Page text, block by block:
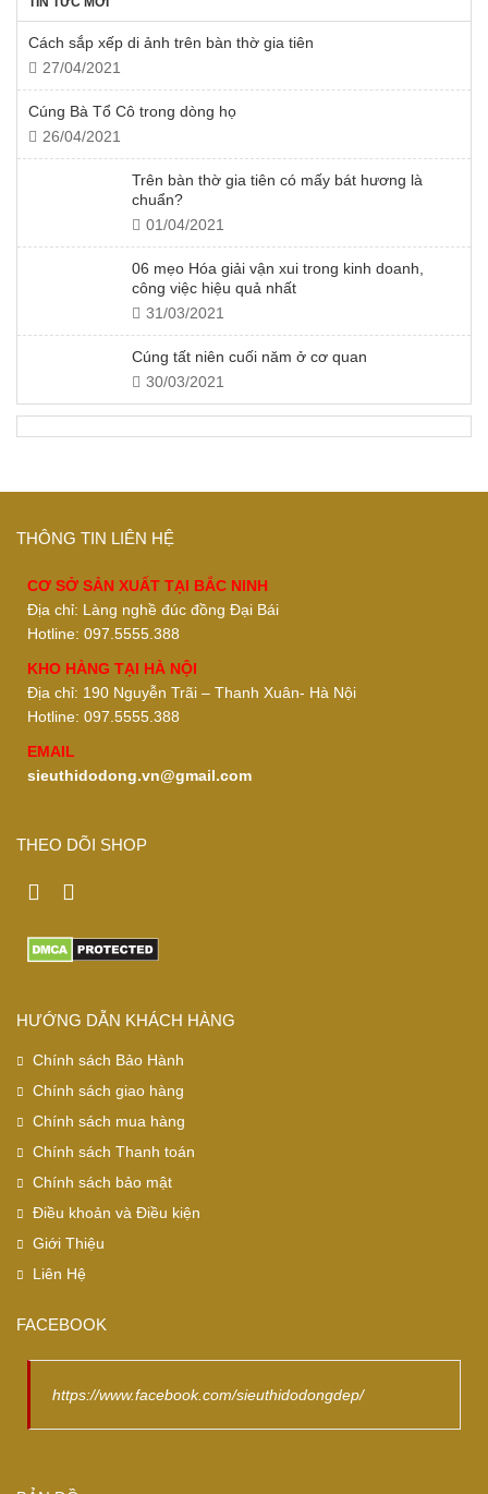
Cách sắp xếp di ảnh trên bàn thờ gia tiên
27/04/2021
Cúng Bà Tổ Cô trong dòng họ
26/04/2021
Trên bàn thờ gia tiên có mấy bát hương là
chuẩn?
01/04/2021
06 mẹo Hóa giải vận xui trong kinh doanh,
công việc hiệu quả nhất
31/03/2021
Cúng tất niên cuối năm ở cơ quan
30/03/2021
THÔNG TIN LIÊN HỆ
CƠ SỞ SẢN XUẤT TẠI BẮC NINH
Địa chỉ: Làng nghề đúc đồng Đại Bái
Hotline: 097.5555.388
KHO HÀNG TẠI HÀ NỘI
Địa chỉ: 190 Nguyễn Trãi – Thanh Xuân- Hà Nội
Hotline: 097.5555.388
EMAIL
sieuthidodong.vn@gmail.com
THEO DÕI SHOP
HƯỚNG DẪN KHÁCH HÀNG
Chính sách Bảo Hành
Chính sách giao hàng
Chính sách mua hàng
Chính sách Thanh toán
Chính sách bảo mật
Điều khoản và Điều kiện
Giới Thiệu
Liên Hệ
FACEBOOK
https://www.facebook.com/sieuthidodongdep/